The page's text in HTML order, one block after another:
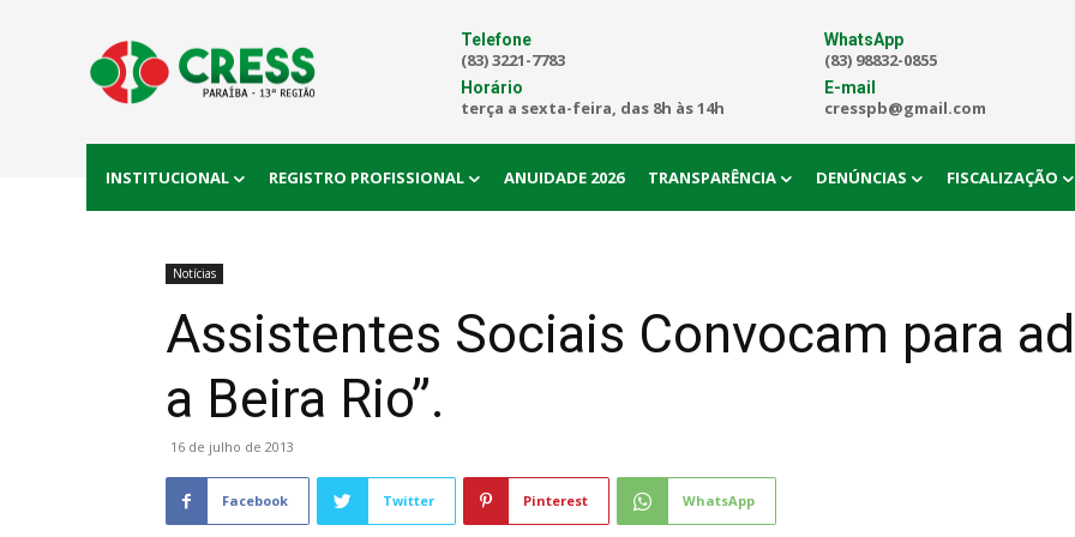
Telefone
(83) 3221-7783
Horário
terça a sexta-feira, das 8h às 14h
WhatsApp
(83) 98832-0855
E-mail
cresspb@gmail.com
INSTITUCIONAL REGISTRO PROFISSIONAL ANUIDADE 2026 TRANSPARÊNCIA DENÚNCIAS FISCALIZAÇÃO
Notícias
Assistentes Sociais Convocam para
a Beira Rio”.
16 de julho de 2013
Facebook Twitter Pinterest WhatsApp